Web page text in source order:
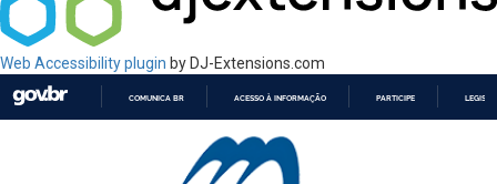
Web Accessibility plugin by DJ-Extensions.com
PARA
CONTEÚDO
COMUNICA BR ACESSO À INFORMAÇÃO PARTICIPE